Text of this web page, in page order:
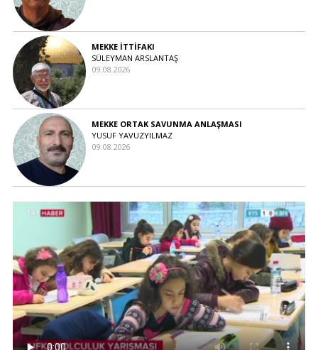
MEKKE İTTİFAKI
SÜLEYMAN ARSLANTAŞ
09.08.2026
MEKKE ORTAK SAVUNMA ANLAŞMASI
YUSUF YAVUZYILMAZ
09.08.2026